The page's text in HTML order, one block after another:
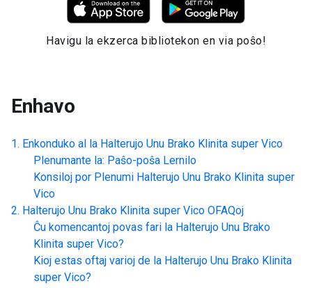
Havigu la ekzerca bibliotekon en via poŝo!
Enhavo
Enkonduko al la Halterujo Unu Brako Klinita super Vico
Plenumante la: Paŝo-poŝa Lernilo
Konsiloj por Plenumi Halterujo Unu Brako Klinita super
Vico
Halterujo Unu Brako Klinita super Vico OFAQoj
Ĉu komencantoj povas fari la Halterujo Unu Brako
Klinita super Vico?
Kioj estas oftaj varioj de la Halterujo Unu Brako Klinita
super Vico?